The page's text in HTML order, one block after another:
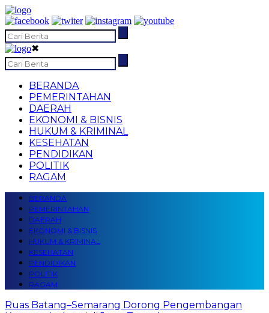
✖
BERANDA
PEMERINTAHAN
DAERAH
EKONOMI & BISNIS
HUKUM & KRIMINAL
KESEHATAN
PENDIDIKAN
POLITIK
RAGAM
BERANDA
PEMERINTAHAN
DAERAH
EKONOMI & BISNIS
HUKUM & KRIMINAL
KESEHATAN
PENDIDIKAN
POLITIK
RAGAM
Ruas Batang–Semarang Dorong Pengembangan